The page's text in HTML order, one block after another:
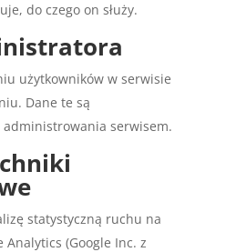
do czego on służy.
użytkowników w serwisie
Dane te są
serwisem.
statystyczną ruchu na
(Google Inc. z